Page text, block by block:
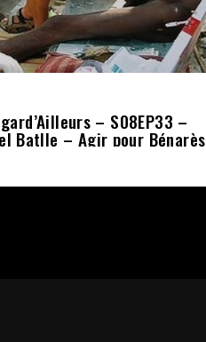
– S08EP33 –
Batlle – Agir pour Bénarès